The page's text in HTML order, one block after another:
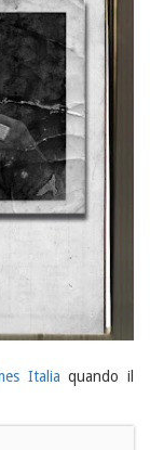
Italia quando il